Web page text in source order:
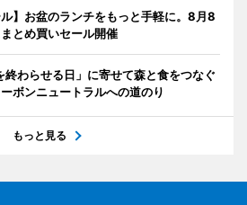
ル】お盆のランチをもっと手軽に。8月8
とめ買いセール開催
わらせる日」に寄せて森と食をつなぐ
ボンニュートラルへの道のり
もっと見る